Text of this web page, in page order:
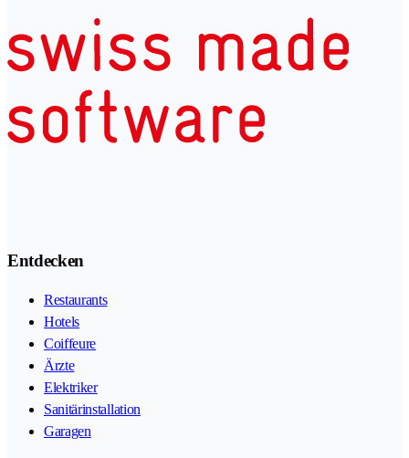
Entdecken
Restaurants
Hotels
Coiffeure
Ärzte
Elektriker
Sanitärinstallation
Garagen